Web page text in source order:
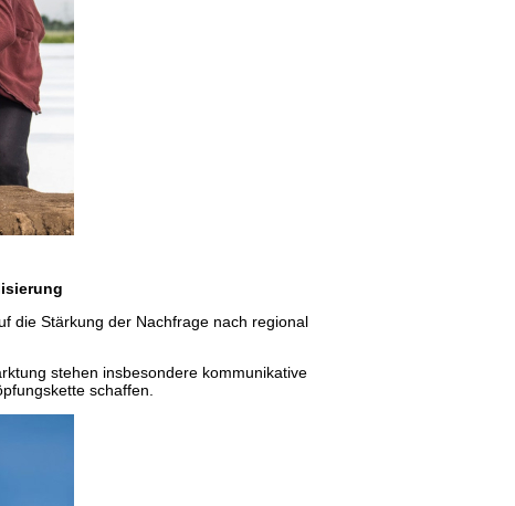
die Stärkung der Nachfrage nach regional
stehen insbesondere kommunikative
schaffen.